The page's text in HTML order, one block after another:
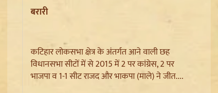
Sanjay Raut on Ram Mandir: 'राम के नाम पर लूट हो रही',
चढ़ावा चोरी के मुद्दे पर Shiv Sena UBT का हमला
बरारी
कटिहार लोकसभा क्षेत्र के अंतर्गत आने वाली छह
विधानसभा सीटों में से 2015 में 2 पर कांग्रेस, 2 पर
भाजपा व 1-1 सीट राजद और भाकपा (माले) ने जीत....